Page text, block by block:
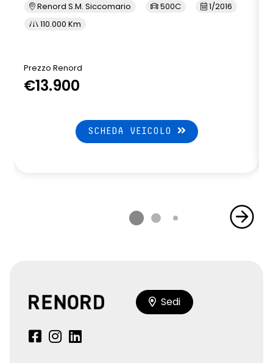
Renord S.M. Siccomario 500C
1/2016
110.000 Km
Prezzo Renord
€13.900
SCHEDA VEICOLO
Sedi